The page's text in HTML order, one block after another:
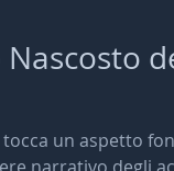
Nascosto
un aspetto